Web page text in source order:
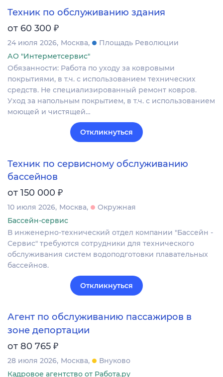
Техник по обслуживанию здания
от 60 300 ₽
24 июля 2026 Москва
Площадь Революции
АО "Интерметсервис"
Обязанности: Работа по уходу за ковровыми
покрытиями, в т.ч. с использованием технических
средств. Не специализированный ремонт ковров.
Уход за напольным покрытием, в т.ч. с использованием
моющей и чистящей…
Откликнуться
Техник по сервисному обслуживанию
бассейнов
от 150 000 ₽
10 июля 2026 Москва
Окружная
Бассейн-сервис
В инженерно-технический отдел компании "Бассейн -
Сервис" требуются сотрудники для технического
обслуживания систем водоподготовки плавательных
бассейнов.
Откликнуться
Агент по обслуживанию пассажиров в
зоне депортации
от 80 765 ₽
28 июля 2026 Москва
Внуково
Кадровое агентство от Работа.ру